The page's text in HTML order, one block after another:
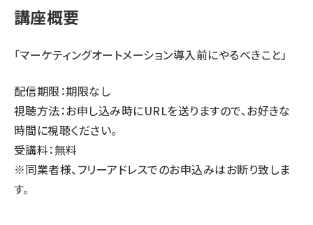
講座概要
「マーケティングオートメーション導入前にやるべきこと」
配信期限：期限なし
視聴方法：お申し込み時にURLを送りますので、お好きな
時間に視聴ください。
受講料：無料
※同業者様、フリーアドレスでのお申込みはお断り致しま
す。